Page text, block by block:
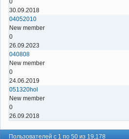
30.09.2018
04052010
New member
0
26.09.2023
040808
New member
0
24.06.2019
051320hol
New member
0
26.09.2018
Пользователей с 1 по 50 из 19,178